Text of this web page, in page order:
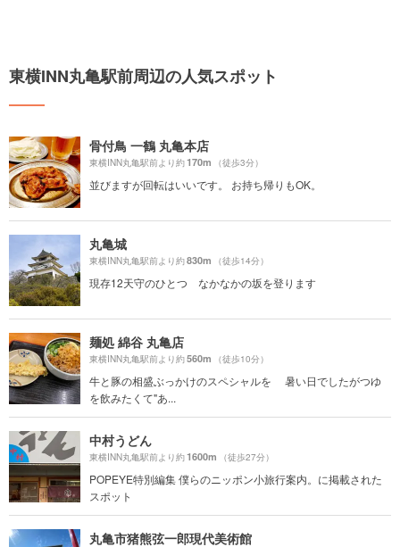
東横INN丸亀駅前周辺の人気スポット
骨付鳥 一鶴 丸亀本店
東横INN丸亀駅前より約170m （徒歩3分）
並びますが回転はいいです。 お持ち帰りもOK。
丸亀城
東横INN丸亀駅前より約830m （徒歩14分）
現存12天守のひとつ なかなかの坂を登ります
麺処 綿谷 丸亀店
東横INN丸亀駅前より約560m （徒歩10分）
牛と豚の相盛ぶっかけのスペシャルを 暑い日でしたがつゆ
を飲みたくて"あ...
中村うどん
東横INN丸亀駅前より約1600m （徒歩27分）
POPEYE特別編集 僕らのニッポン小旅行案内。に掲載された
スポット
丸亀市猪熊弦一郎現代美術館